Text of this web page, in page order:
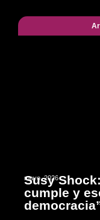
mayo, 2026
Susy
cumple y